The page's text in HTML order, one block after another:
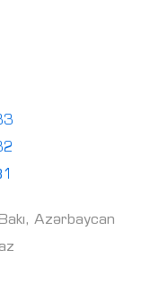
Azərbaycan